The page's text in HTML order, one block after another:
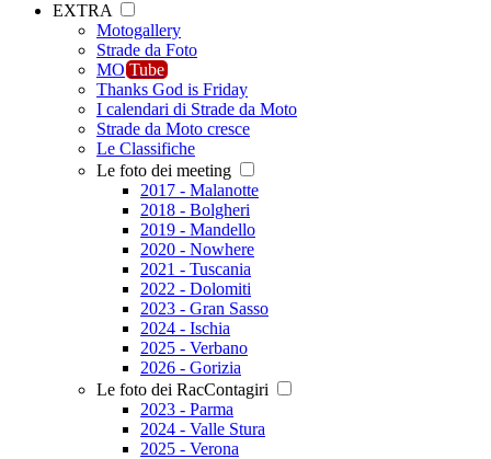
EXTRA
Motogallery
Strade da Foto
MO Tube
Thanks God is Friday
I calendari di Strade da Moto
Strade da Moto cresce
Le Classifiche
Le foto dei meeting
2017 - Malanotte
2018 - Bolgheri
2019 - Mandello
2020 - Nowhere
2021 - Tuscania
2022 - Dolomiti
2023 - Gran Sasso
2024 - Ischia
2025 - Verbano
2026 - Gorizia
Le foto dei RacContagiri
2023 - Parma
2024 - Valle Stura
2025 - Verona